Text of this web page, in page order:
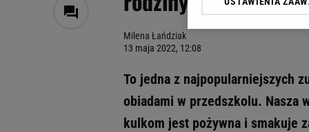
Milena Łańdziak
13 maja 2022, 12:08
To jedna z najpopularniejszych
obiadami w przedszkolu. Nasza
kulkom jest pożywna i smakuje
Klikając „Akceptuję”
My, nasi Zaufani
Użycie dokładnych
Przechowywanie